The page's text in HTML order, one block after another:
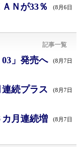
Ｎが33％ (8月6日
記事一覧
」発売へ (8月7日
連続プラス (8月7日
月連続増 (8月7日